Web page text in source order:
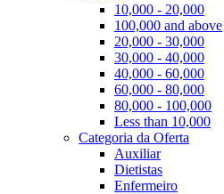
10,000 - 20,000
100,000 and above
20,000 - 30,000
30,000 - 40,000
40,000 - 60,000
60,000 - 80,000
80,000 - 100,000
Less than 10,000
Categoria da Oferta
Auxiliar
Dietistas
Enfermeiro